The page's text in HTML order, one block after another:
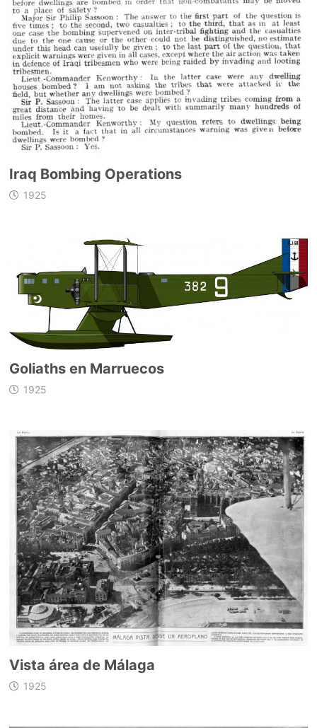
Iraq Bombing Operations
1925
Goliaths en Marruecos
1925
Vista área de Málaga
1925